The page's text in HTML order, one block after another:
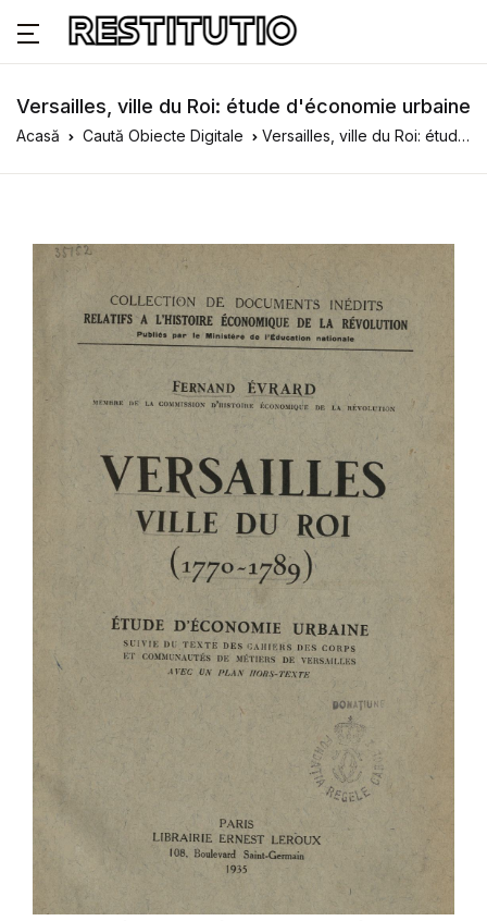
Versailles, ville du Roi: étude d'économie urbaine
Acasă Caută Obiecte Digitale Versailles, ville du Roi: étude d'économie urbaine